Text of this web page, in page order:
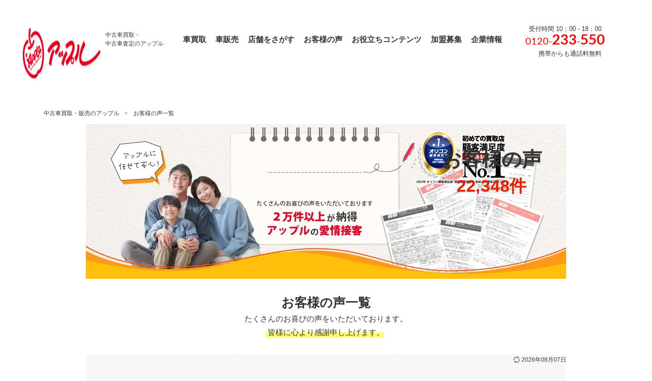
中古車買取・
中古車査定のアップル
車買取 車販売 店舗をさがす お客様の声 お役立ちコンテンツ 加盟募集 企業情報
受付時間 10：00 - 18：00
0120-233-550
携帯からも通話料無料
中古車買取・販売のアップル お客様の声一覧
お客様の声
22,348件
お客様の声一覧
たくさんのお喜びの声をいただいております。
皆様に心より感謝申し上げます。
2026年08月07日